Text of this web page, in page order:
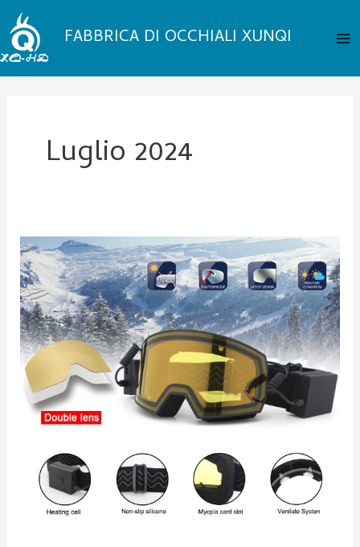
Vai
al
contenuto FABBRICA DI OCCHIALI XUNQI
Luglio 2024
Una
guida
per
pulire
e
conservare
gli
occhiali
da